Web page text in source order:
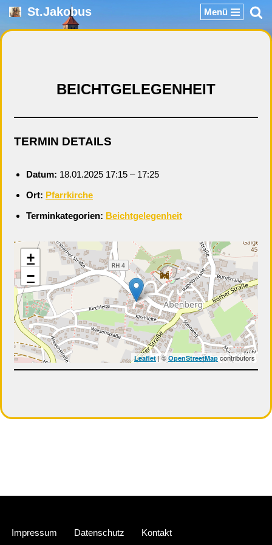
Zum
St.Jakobus Menü
BEICHTGELEGENHEIT
TERMIN DETAILS
Datum: 18.01.2025 17:15 – 17:25
Ort: Pfarrkirche
Terminkategorien: Beichtgelegenheit
+
−
Leaflet| © OpenStreetMapcontributors
Impressum Datenschutz Kontakt